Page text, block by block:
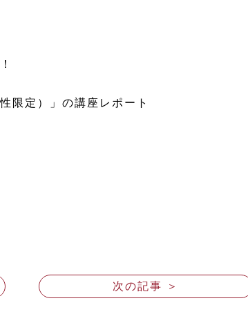
限定）」の講座レポート
次の記事 ＞